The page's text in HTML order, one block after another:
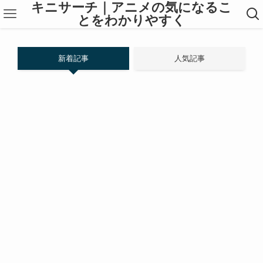
キニサーチ｜アニメの気になるこ
とをわかりやすく
新着記事 人気記事